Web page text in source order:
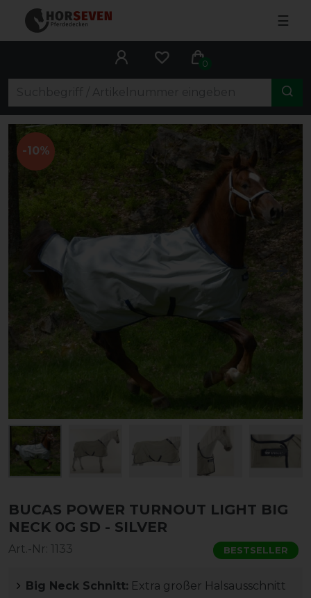
☰
0
-10%
BUCAS POWER TURNOUT LIGHT BIG
NECK 0G SD - SILVER
Art.-Nr: 1133 BESTSELLER
Big Neck Schnitt: Extra großer Halsausschnitt